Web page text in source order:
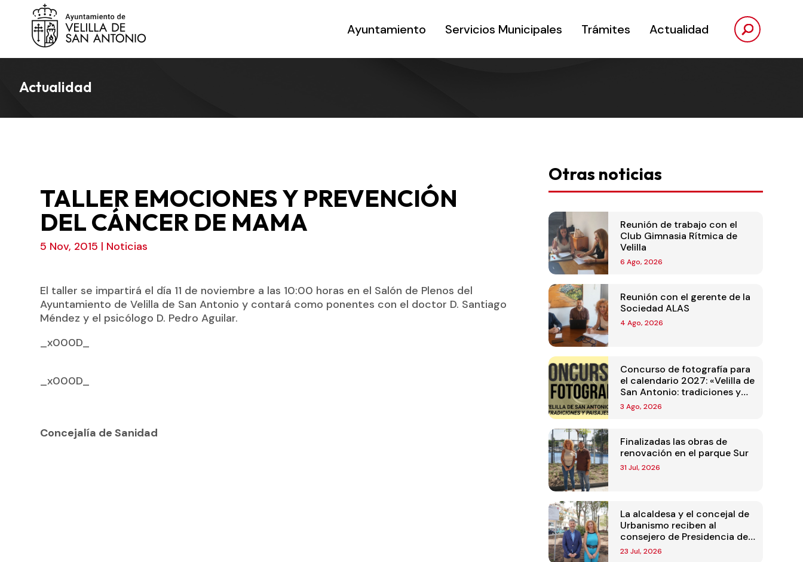
Ayuntamiento Servicios Municipales Trámites Actualidad
Actualidad
TALLER EMOCIONES Y PREVENCIÓN
DEL CÁNCER DE MAMA
5 Nov, 2015 | Noticias
El taller se impartirá el día 11 de noviembre a las 10:00 horas en el Salón de Plenos del
Ayuntamiento de Velilla de San Antonio y contará como ponentes con el doctor D. Santiago
Méndez y el psicólogo D. Pedro Aguilar.
_x000D_
_x000D_
Concejalía de Sanidad
Otras noticias
Reunión de trabajo con el
Club Gimnasia Rítmica de
Velilla
6 Ago, 2026
Reunión con el gerente de la
Sociedad ALAS
4 Ago, 2026
Concurso de fotografía para
el calendario 2027: «Velilla de
San Antonio: tradiciones y
paisajes»
3 Ago, 2026
Finalizadas las obras de
renovación en el parque Sur
31 Jul, 2026
La alcaldesa y el concejal de
Urbanismo reciben al
consejero de Presidencia de
la Comunidad de Madrid
23 Jul, 2026